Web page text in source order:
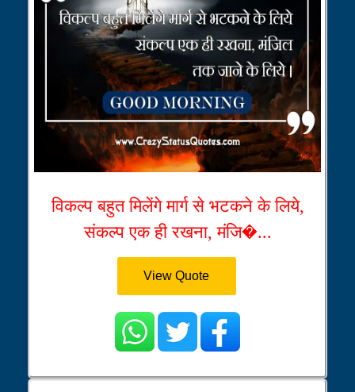
विकल्प बहुत मिलेंगे मार्ग से भटकने के लिये,
संकल्प एक ही रखना, मंजि�...
View Quote